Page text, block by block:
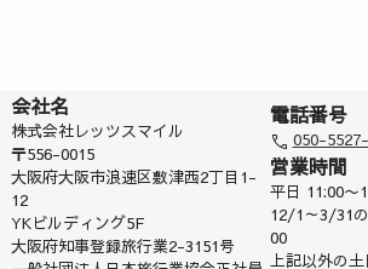
会社名
株式会社レッツスマイル
〒556-0015
大阪府大阪市浪速区敷津西2丁目1-
12
YKビルディング5F
大阪府知事登録旅行業2-3151号
電話番号
050-
営業時間
平日 11:00〜
12/1～3/31
00
上記以外の